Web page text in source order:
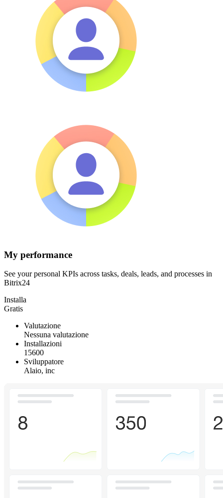
My performance
See your personal KPIs across tasks, deals, leads, and processes in
Bitrix24
Installa
Gratis
Valutazione
Nessuna valutazione
Installazioni
15600
Sviluppatore
Alaio, inc